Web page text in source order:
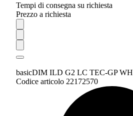
Tempi di consegna su richiesta
Prezzo a richiesta
basicDIM ILD G2 LC TEC-GP WH
Codice articolo 22172570